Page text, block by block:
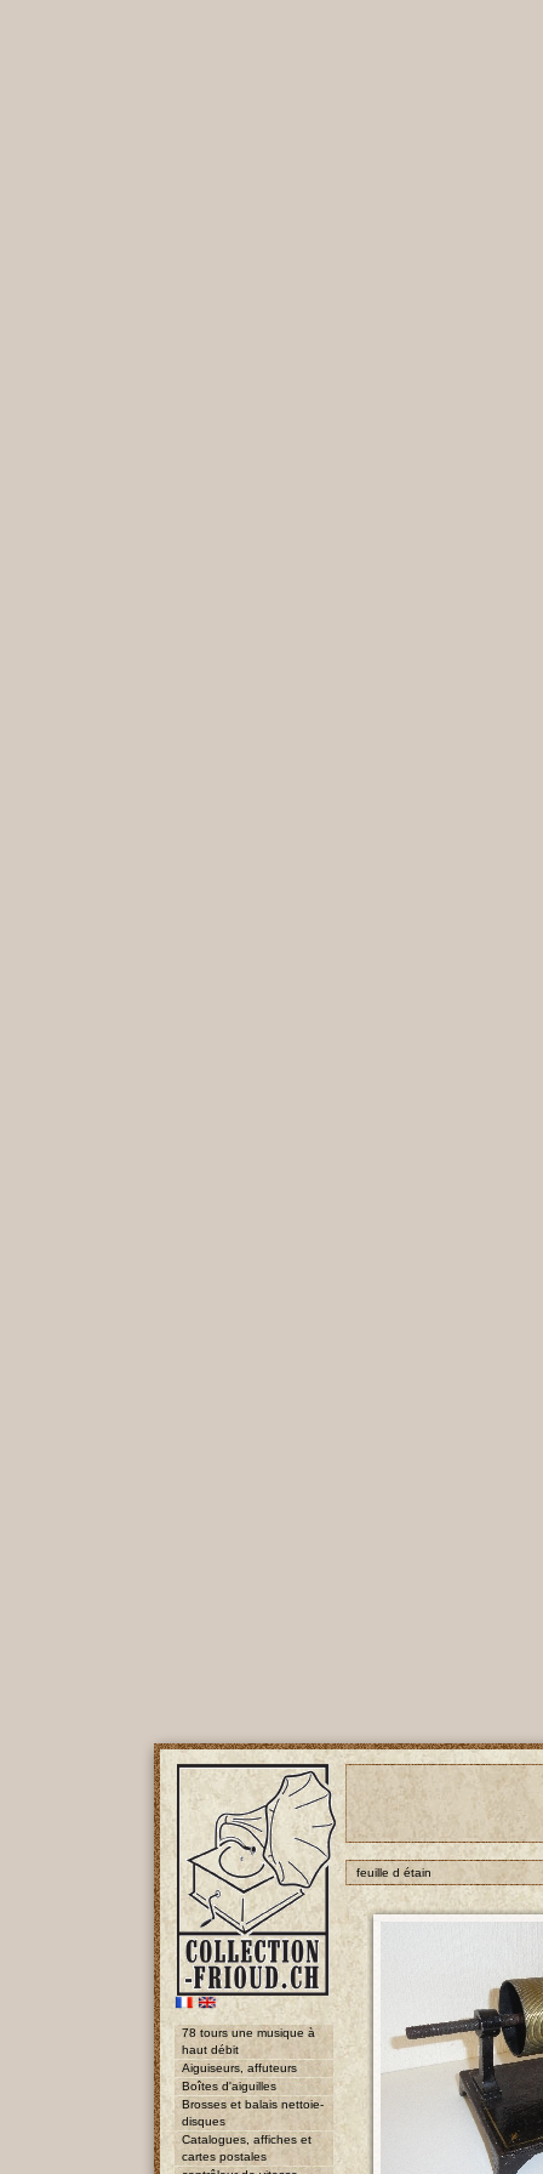
78 tours une musique à
haut débit
Aiguiseurs, affuteurs
Boîtes d'aiguilles
Brosses et balais nettoie-
disques
Catalogues, affiches et
cartes postales
feuille d étain